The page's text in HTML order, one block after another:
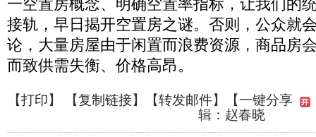
一空置房概念、明确空置率指标，让我们的
接轨，早日揭开空置房之谜。否则，公众就
论，大量房屋由于闲置而浪费资源，商品房
而致供需失衡、价格高昂。
【打印】 【复制链接】【转发邮件】
【一键分享
辑：赵春晓